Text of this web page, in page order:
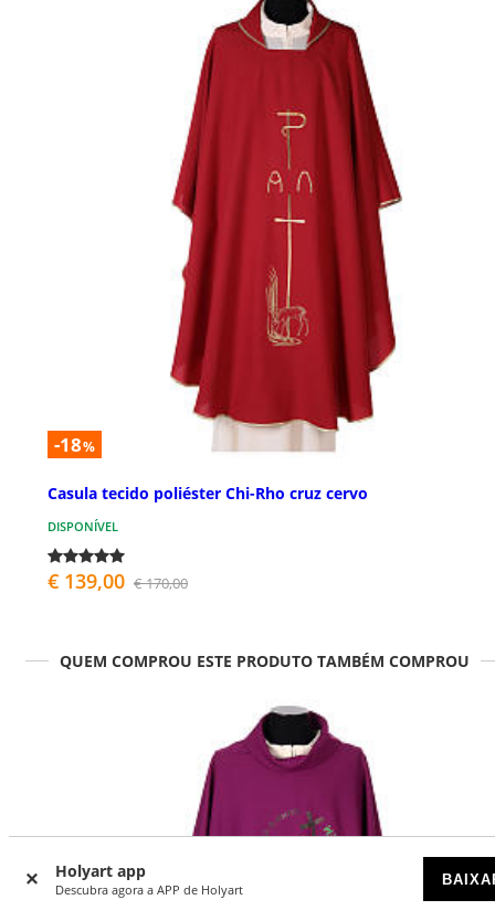
Holyart app
Descubra agora a APP de Holyart
-18%
Casula tecido poliéster Chi-Rho cruz cervo
DISPONÍVEL
€ 139,00 € 170,00
QUEM COMPROU ESTE PRODUTO TAMBÉM COMPROU